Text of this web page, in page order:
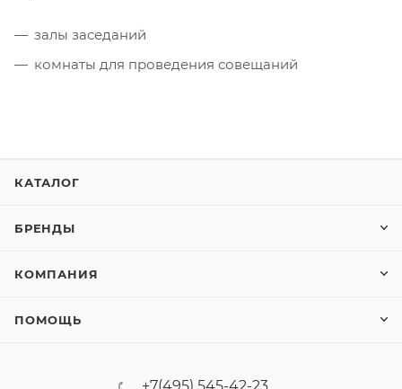
залы заседаний
комнаты для проведения совещаний
КАТАЛОГ
БРЕНДЫ
КОМПАНИЯ
ПОМОЩЬ